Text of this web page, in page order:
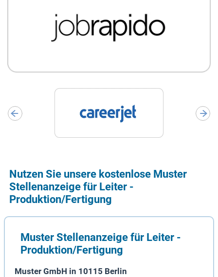
Nutzen Sie unsere kostenlose Muster
Stellenanzeige für Leiter -
Produktion/Fertigung
Muster Stellenanzeige für Leiter -
Produktion/Fertigung
Muster GmbH in 10115 Berlin